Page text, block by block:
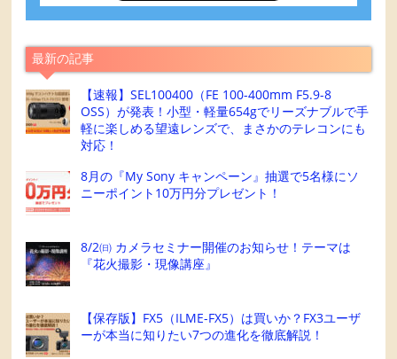
最新の記事
【速報】SEL100400（FE 100-400mm F5.9-8
OSS）が発表！小型・軽量654gでリーズナブルで手
軽に楽しめる望遠レンズで、まさかのテレコンにも
対応！
8月の『My Sony キャンペーン』抽選で5名様にソ
ニーポイント10万円分プレゼント！
8/2㈰ カメラセミナー開催のお知らせ！テーマは
『花火撮影・現像講座』
【保存版】FX5（ILME-FX5）は買いか？FX3ユーザ
ーが本当に知りたい7つの進化を徹底解説！